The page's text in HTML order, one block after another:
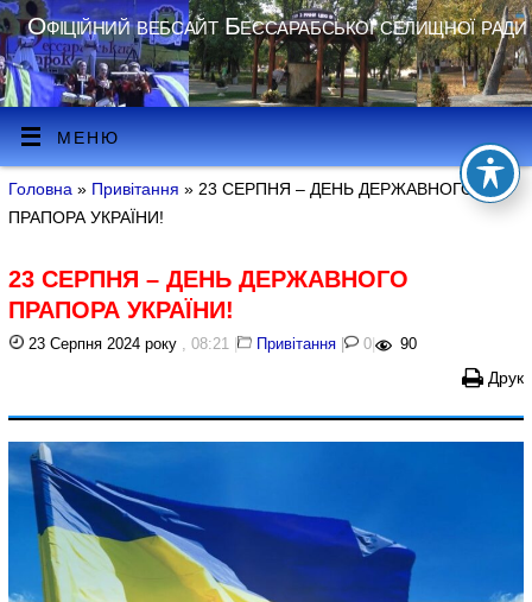
Офіційний вебсайт Бессарабської селищної ради
МЕНЮ
Головна » Привітання » 23 СЕРПНЯ – ДЕНЬ ДЕРЖАВНОГО
ПРАПОРА УКРАЇНИ!
23 СЕРПНЯ – ДЕНЬ ДЕРЖАВНОГО
ПРАПОРА УКРАЇНИ!
23 Серпня 2024 року , 08:21 | Привітання | 0 | 90
Друк